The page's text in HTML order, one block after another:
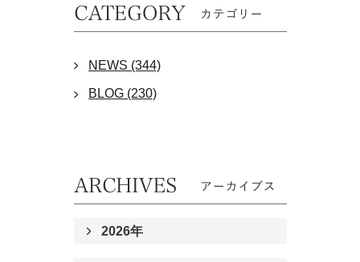
NEWS (344)
BLOG (230)
2026年